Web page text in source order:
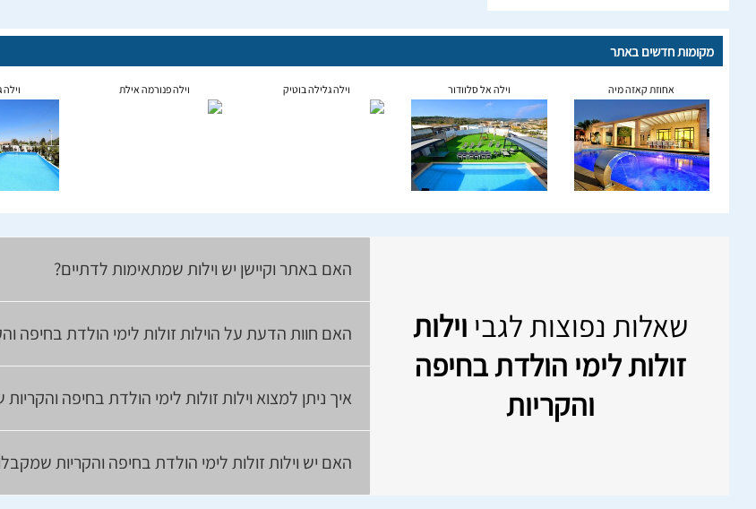
מקומות חדשים באתר
אחוזת קאזה מיה וילה אל סלוודור וילה גלילה בוטיק וילה פנורמה אילת וילה
שאלות נפוצות לגבי וילות
זולות לימי הולדת בחיפה
והקריות
האם באתר וקיישן יש וילות שמתאימות לדתיים?
האם חוות הדעת על הוילות זולות לימי הולדת בחיפה
איך ניתן למצוא וילות זולות לימי הולדת בחיפה
האם יש וילות זולות לימי הולדת בחיפה והקריות